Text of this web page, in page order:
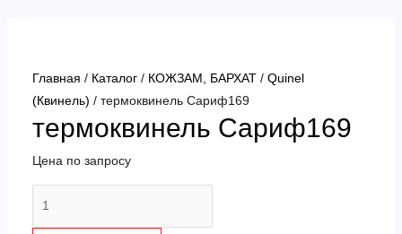
Главная / Каталог/ КОЖЗАМ, БАРХАТ/ Quinel
(Квинель) / термоквинель Сариф169
термоквинель Сариф169
Цена по запросу